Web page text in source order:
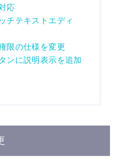
応
チテキストエディ
限の仕様を変更
ンに説明表示を追加